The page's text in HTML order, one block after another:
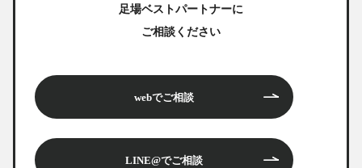
足場ベストパートナーに
ご相談ください
webでご相談
LINE@でご相談